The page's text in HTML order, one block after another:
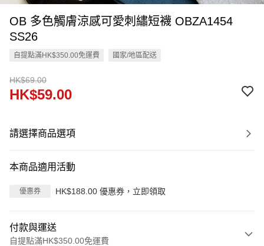
OB 多色觸膚涼感可愛刺繡短襪 OBZA1454
SS26
自提點滿HK$350.00免運費 國家/地區配送
HK$69.00
HK$59.00
請選擇商品選項
本商品適用活動
優惠券 HK$188.00 優惠券，立即領取
付款與運送
自提點滿HK$350.00免運費